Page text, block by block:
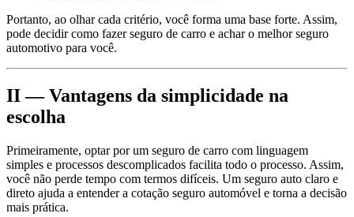
Portanto, ao olhar cada critério, você forma uma base forte. Assim,
pode decidir como fazer seguro de carro e achar o melhor seguro
automotivo para você.
II — Vantagens da simplicidade na
escolha
Primeiramente, optar por um seguro de carro com linguagem
simples e processos descomplicados facilita todo o processo. Assim,
você não perde tempo com termos difíceis. Um seguro auto claro e
direto ajuda a entender a cotação seguro automóvel e torna a decisão
mais prática.